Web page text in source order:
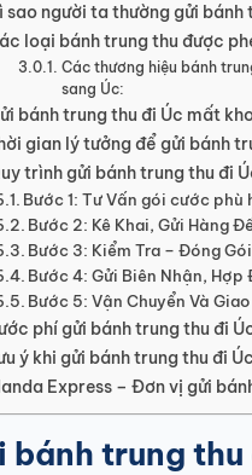
sao người ta thường gửi bánh
loại bánh trung thu được
Các thương hiệu bánh
sang Úc:
bánh trung thu đi Úc mất
gian lý tưởng để gửi bánh
trình gửi bánh trung thu đi
Bước 1: Tư Vấn gói cước phù
Bước 2: Kê Khai, Gửi Hàng
Bước 3: Kiểm Tra – Đóng
Bước 4: Gửi Biên Nhận, Hợp
Bước 5: Vận Chuyển Và
phí gửi bánh trung thu đi
ý khi gửi bánh trung thu đi Úc
Express – Đơn vị gửi
bánh trung